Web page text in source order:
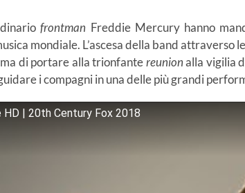
frontman Freddie Mercury hanno
mondiale. L’ascesa della band attraverso
di portare alla trionfantereunionalla vigilia
i compagni in una delle più grandi
HD | 20th Century Fox 2018